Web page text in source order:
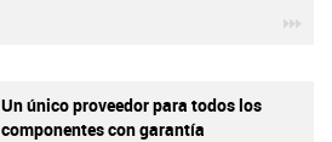
Un único proveedor para todos los
componentes con garantía